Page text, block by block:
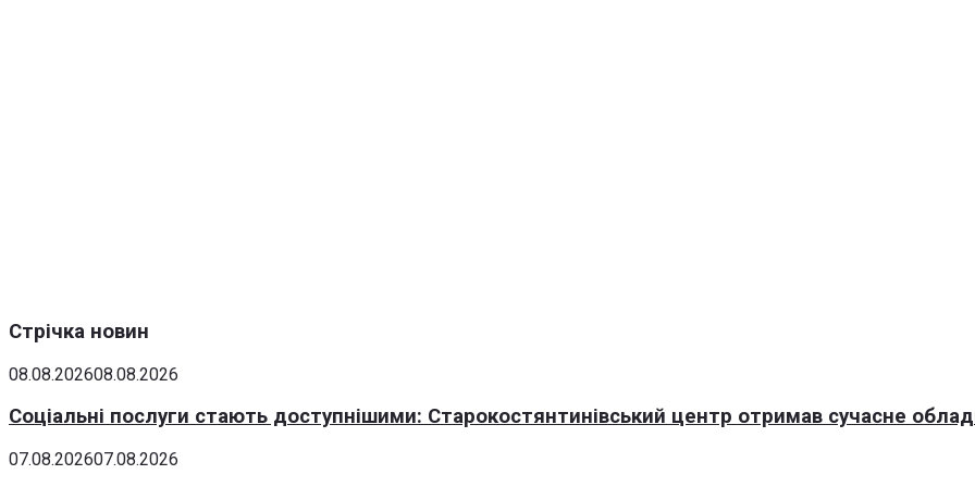
Стрічка новин
08.08.202608.08.2026
Соціальні послуги стають доступнішими: Старокостянтинівський центр отримав сучасне
07.08.202607.08.2026